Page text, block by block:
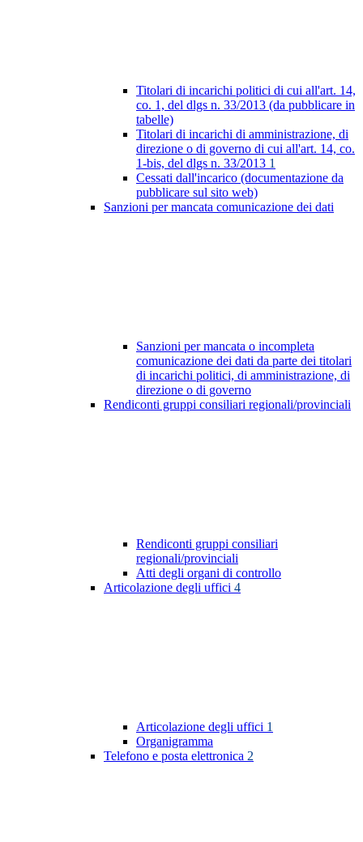
Titolari di incarichi politici di cui all'art. 14,
co. 1, del dlgs n. 33/2013 (da pubblicare in
tabelle)
Titolari di incarichi di amministrazione, di
direzione o di governo di cui all'art. 14, co.
1-bis, del dlgs n. 33/2013 1
Cessati dall'incarico (documentazione da
pubblicare sul sito web)
Sanzioni per mancata comunicazione dei dati
Sanzioni per mancata o incompleta
comunicazione dei dati da parte dei titolari
di incarichi politici, di amministrazione, di
direzione o di governo
Rendiconti gruppi consiliari regionali/provinciali
Rendiconti gruppi consiliari
regionali/provinciali
Atti degli organi di controllo
Articolazione degli uffici 4
Articolazione degli uffici 1
Organigramma
Telefono e posta elettronica 2